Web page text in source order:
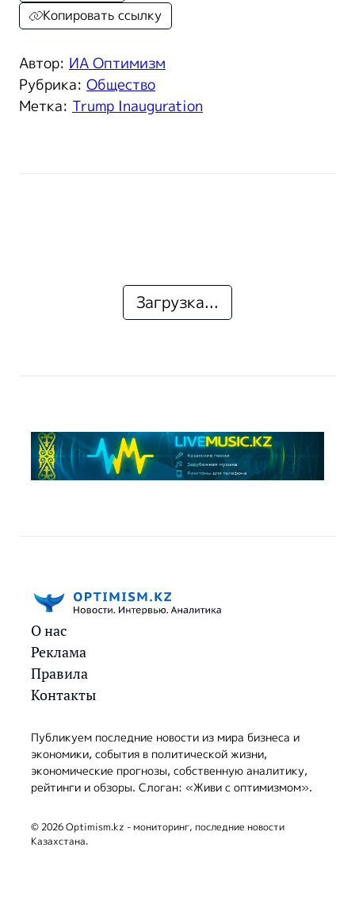
Автор: ИА Оптимизм
Рубрика: Общество
Метка: Trump Inauguration
Копировать ссылку
Загрузка...
О нас
Реклама
Правила
Контакты
Публикуем последние новости из мира бизнеса и
экономики, события в политической жизни,
экономические прогнозы, собственную аналитику,
рейтинги и обзоры. Слоган: «Живи с оптимизмом».
© 2026 Optimism.kz - мониторинг, последние новости
Казахстана.